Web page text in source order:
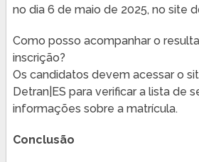
no dia 6 de maio de 2025, no site
Como posso acompanhar o
inscrição?
Os candidatos devem acessar o
Detran|ES para verificar a lista de
informações sobre a matrícula.
Conclusão